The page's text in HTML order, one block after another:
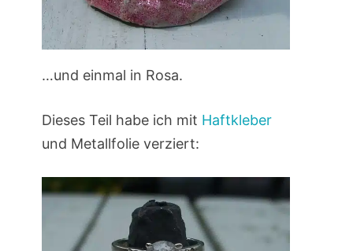
…und einmal in Rosa.
Dieses Teil habe ich mit Haftkleber
und Metallfolie verziert: